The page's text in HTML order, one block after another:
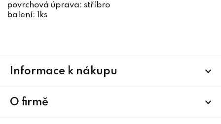
povrchová úprava: stříbro
balení: 1ks
Informace k nákupu
O firmě